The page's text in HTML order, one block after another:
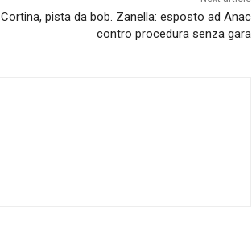
Cortina, pista da bob. Zanella: esposto ad Anac
contro procedura senza gara